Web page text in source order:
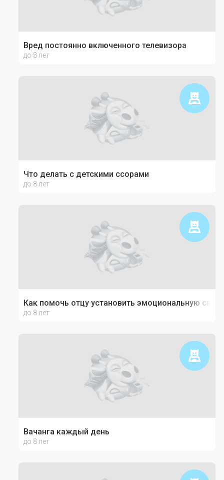
Вред постоянно включенного телевизора
до 8 лет
Что делать с детскими ссорами
до 8 лет
Как помочь отцу установить эмоциональную
до 8 лет
Вачанга каждый день
до 8 лет